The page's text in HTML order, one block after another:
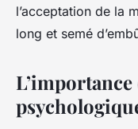
l’acceptation de la
long et semé